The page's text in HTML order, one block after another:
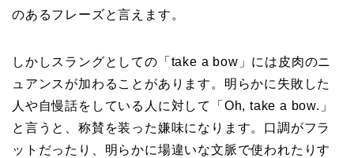
のあるフレーズと言えます。
しかしスラングとしての「take a bow」には皮肉のニ
ュアンスが加わることがあります。明らかに失敗した
人や自慢話をしている人に対して「Oh, take a bow.」
と言うと、称賛を装った嫌味になります。口調がフラ
ットだったり、明らかに場違いな文脈で使われたりす